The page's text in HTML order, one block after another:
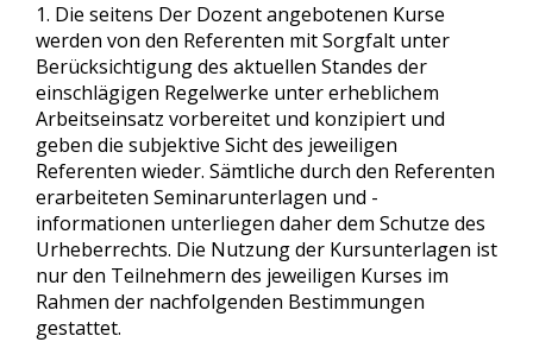
1. Die seitens Der Dozent angebotenen Kurse
werden von den Referenten mit Sorgfalt unter
Berücksichtigung des aktuellen Standes der
einschlägigen Regelwerke unter erheblichem
Arbeitseinsatz vorbereitet und konzipiert und
geben die subjektive Sicht des jeweiligen
Referenten wieder. Sämtliche durch den Referenten
erarbeiteten Seminarunterlagen und -
informationen unterliegen daher dem Schutze des
Urheberrechts. Die Nutzung der Kursunterlagen ist
nur den Teilnehmern des jeweiligen Kurses im
Rahmen der nachfolgenden Bestimmungen
gestattet.